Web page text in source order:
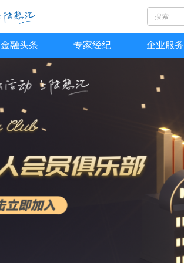
金融头条 专家经纪 企业服务